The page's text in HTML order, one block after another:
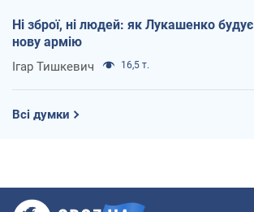
Ні зброї, ні людей: як Лукашенко будує
нову армію
Ігар Тишкевич 16,5 т.
Всі думки